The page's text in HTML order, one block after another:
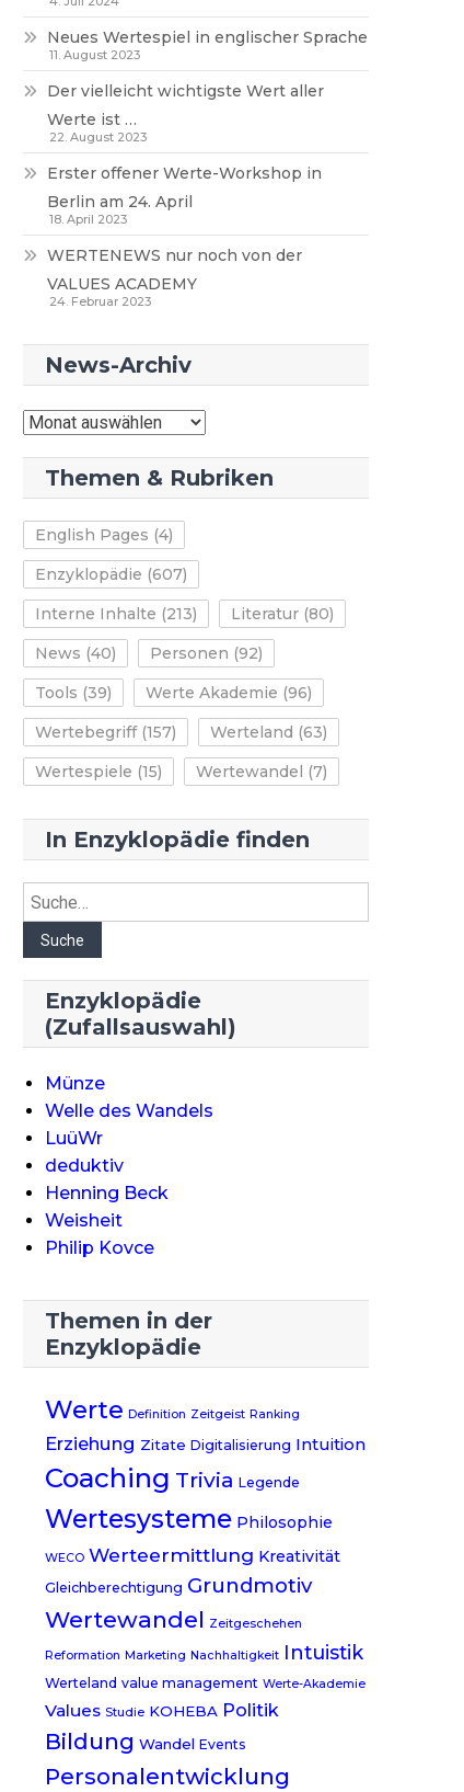
Neues Wertespiel in englischer Sprache
11. August 2023
Der vielleicht wichtigste Wert aller
Werte ist …
22. August 2023
Erster offener Werte-Workshop in
Berlin am 24. April
18. April 2023
WERTENEWS nur noch von der
VALUES ACADEMY
24. Februar 2023
News-Archiv
News-
Themen & Rubriken
English Pages (4)
Enzyklopädie (607)
Interne Inhalte (213) Literatur (80)
News (40) Personen (92)
Tools (39) Werte Akademie (96)
Wertebegriff(157) Werteland (63)
Wertespiele (15) Wertewandel (7)
In Enzyklopädie finden
Suche
Suche
Enzyklopädie
(Zufallsauswahl)
Münze
Welle des Wandels
LuüWr
deduktiv
Henning Beck
Weisheit
Philip Kovce
Themen in der
Enzyklopädie
Werte Definition Zeitgeist Ranking
Erziehung Zitate Digitalisierung Intuition
Coaching Trivia Legende
Wertesysteme Philosophie
WECO Werteermittlung Kreativität
Gleichberechtigung Grundmotiv
Wertewandel Zeitgeschehen
Reformation Marketing Nachhaltigkeit Intuistik
Werteland value management Werte-Akademie
Values Studie KOHEBA Politik
Bildung Wandel Events
Personalentwicklung